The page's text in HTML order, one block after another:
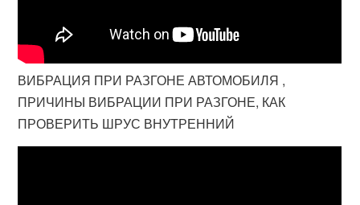
ВИБРАЦИЯ ПРИ РАЗГОНЕ АВТОМОБИЛЯ ,
ПРИЧИНЫ ВИБРАЦИИ ПРИ РАЗГОНЕ, КАК
ПРОВЕРИТЬ ШРУС ВНУТРЕННИЙ